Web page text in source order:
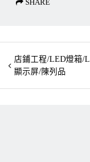
SHARE
店鋪工程/LED燈箱/
顯示屏/陳列品